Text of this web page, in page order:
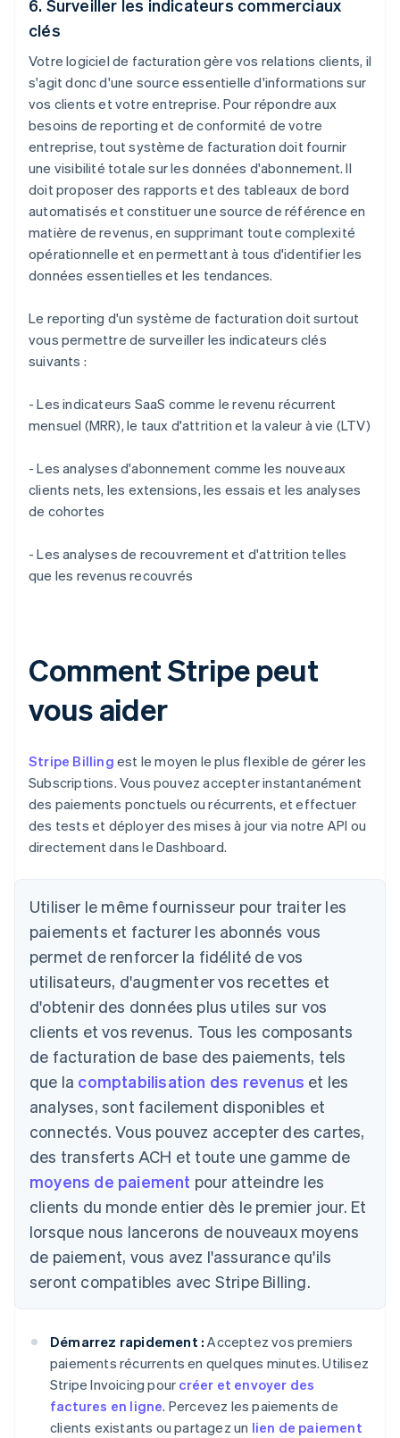
6. Surveiller les indicateurs commerciaux
clés
Votre logiciel de facturation gère vos relations clients, il
s'agit donc d'une source essentielle d'informations sur
vos clients et votre entreprise. Pour répondre aux
besoins de reporting et de conformité de votre
entreprise, tout système de facturation doit fournir
une visibilité totale sur les données d'abonnement. Il
doit proposer des rapports et des tableaux de bord
automatisés et constituer une source de référence en
matière de revenus, en supprimant toute complexité
opérationnelle et en permettant à tous d'identifier les
données essentielles et les tendances.
Le reporting d'un système de facturation doit surtout
vous permettre de surveiller les indicateurs clés
suivants :
- Les indicateurs SaaS comme le revenu récurrent
mensuel (MRR), le taux d'attrition et la valeur à vie (LTV)
- Les analyses d'abonnement comme les nouveaux
clients nets, les extensions, les essais et les analyses
de cohortes
- Les analyses de recouvrement et d'attrition telles
que les revenus recouvrés
Comment Stripe peut
vous aider
Stripe Billing est le moyen le plus flexible de gérer les
Subscriptions. Vous pouvez accepter instantanément
des paiements ponctuels ou récurrents, et effectuer
des tests et déployer des mises à jour via notre API ou
directement dans le Dashboard.
Utiliser le même fournisseur pour traiter les
paiements et facturer les abonnés vous
permet de renforcer la fidélité de vos
utilisateurs, d'augmenter vos recettes et
d'obtenir des données plus utiles sur vos
clients et vos revenus. Tous les composants
de facturation de base des paiements, tels
que la comptabilisation des revenus et les
analyses, sont facilement disponibles et
connectés. Vous pouvez accepter des cartes,
des transferts ACH et toute une gamme de
moyens de paiement pour atteindre les
clients du monde entier dès le premier jour. Et
lorsque nous lancerons de nouveaux moyens
de paiement, vous avez l'assurance qu'ils
seront compatibles avec Stripe Billing.
Démarrez rapidement : Acceptez vos premiers
paiements récurrents en quelques minutes. Utilisez
Stripe Invoicing pour créer et envoyer des
factures en ligne. Percevez les paiements de
clients existants ou partagez un lien de paiement